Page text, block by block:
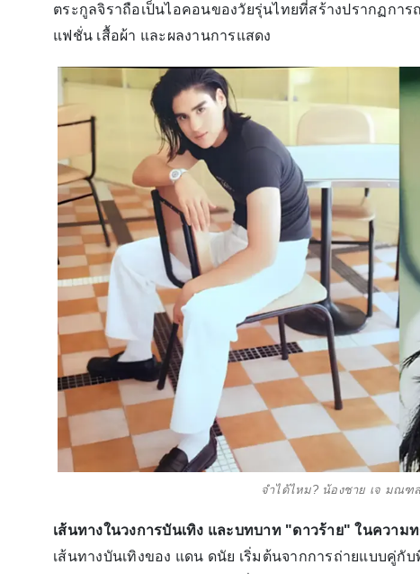
ตระกูลจิราถือเป็นไอคอนของวัยรุ่นไทยที่สร้างปรากฏกา
แฟชั่น เสื้อผ้า และผลงานการแสดง
จำได้ไหม? น้องชาย เจ มณฑ
เส้นทางในวงการบันเทิง และบทบาท "ดาวร้าย" ในความท
เส้นทางบันเทิงของ แดน ดนัย เริ่มต้นจากการถ่ายแบบคู่กับ